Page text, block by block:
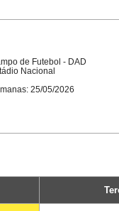
de Futebol - DAD
Nacional
25/05/2026